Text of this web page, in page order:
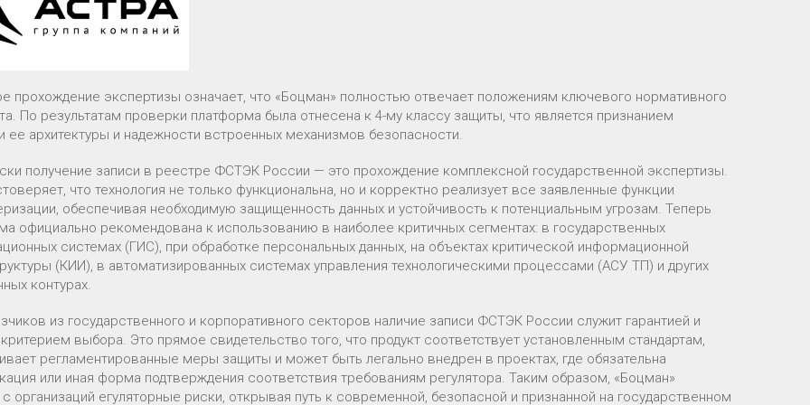
прохождение экспертизы означает, что «Боцман» полностью отвечает положениям ключевого нормативного
По результатам проверки платформа была отнесена к 4-му классу защиты, что является признанием
ее архитектуры и надежности встроенных механизмов безопасности.
получение записи в реестре ФСТЭК России — это прохождение комплексной государственной экспертизы.
что технология не только функциональна, но и корректно реализует все заявленные функции
обеспечивая необходимую защищенность данных и устойчивость к потенциальным угрозам. Теперь
официально рекомендована к использованию в наиболее критичных сегментах: в государственных
системах (ГИС), при обработке персональных данных, на объектах критической информационной
(КИИ), в автоматизированных системах управления технологическими процессами (АСУ ТП) и других
контурах.
из государственного и корпоративного секторов наличие записи ФСТЭК России служит гарантией и
выбора. Это прямое свидетельство того, что продукт соответствует установленным стандартам,
регламентированные меры защиты и может быть легально внедрен в проектах, где обязательна
или иная форма подтверждения соответствия требованиям регулятора. Таким образом, «Боцман»
организаций егуляторные риски, открывая путь к современной, безопасной и признанной на государственном